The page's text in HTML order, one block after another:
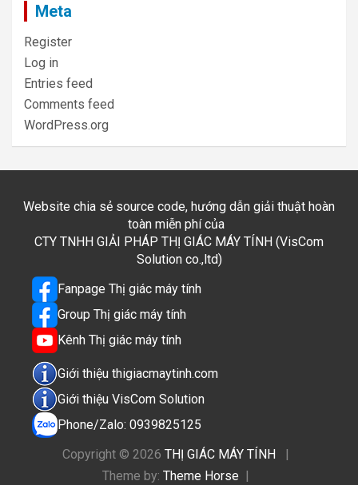
Meta
Register
Log in
Entries feed
Comments feed
WordPress.org
Website chia sẻ source code, hướng dẫn giải thuật hoàn
toàn miễn phí của
CTY TNHH GIẢI PHÁP THỊ GIÁC MÁY TÍNH (VisCom
Solution co.,ltd)
Fanpage Thị giác máy tính
Group Thị giác máy tính
Kênh Thị giác máy tính
Giới thiệu thigiacmaytinh.com
Giới thiệu VisCom Solution
Phone/Zalo: 0939825125
Copyright © 2026 THỊ GIÁC MÁY TÍNH
Theme by: Theme Horse